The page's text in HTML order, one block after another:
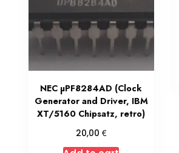
NEC µPF8284AD (Clock
Generator and Driver, IBM
XT/5160 Chipsatz, retro)
20,00 €